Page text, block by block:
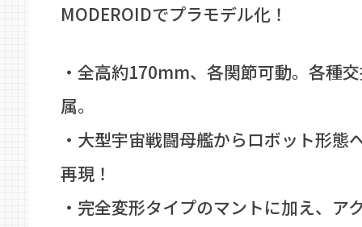
MODEROIDでプラモデル化！
・全高約170mm、各関節可動。各種
属。
・大型宇宙戦闘母艦からロボット形態
再現！
・完全変形タイプのマントに加え、ア